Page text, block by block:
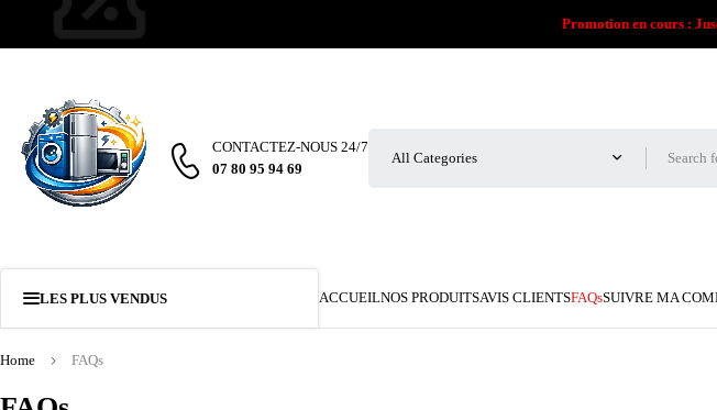
Promotion en cours :
CONTACTEZ-NOUS 24/7
07 80 95 94 69
LES PLUS VENDUS ACCUEILNOS PRODUITSAVIS CLIENTSFAQsSUIVRE MA
Home FAQs